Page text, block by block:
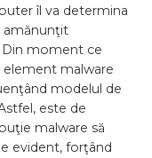
îl va determina
amănunţit
Din moment ce
malware
modelul de
este de
malware să
evident, forţând